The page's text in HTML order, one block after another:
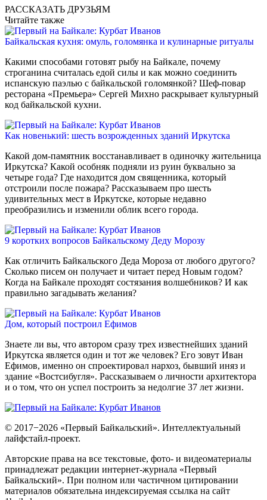
РАССКАЗАТЬ ДРУЗЬЯМ
Читайте также
Байкальская кухня: омуль, голомянка и кулинарные ритуалы
Какими способами готовят рыбу на Байкале, почему
строганина считалась едой силы и как можно соединить
испанскую паэлью с байкальской голомянкой? Шеф-повар
ресторана «Премьера» Сергей Михно раскрывает культурный
код байкальской кухни.
Как новенький: шесть возрожденных зданий Иркутска
Какой дом-памятник восстанавливает в одиночку жительница
Иркутска? Какой особняк подняли из руин буквально за
четыре года? Где находится дом священника, который
отстроили после пожара? Рассказываем про шесть
удивительных мест в Иркутске, которые недавно
преобразились и изменили облик всего города.
9 коротких вопросов Байкальскому Деду Морозу
Как отличить Байкальского Деда Мороза от любого другого?
Сколько писем он получает и читает перед Новым годом?
Когда на Байкале проходят состязания волшебников? И как
правильно загадывать желания?
Дом, который построил Ефимов
Знаете ли вы, что автором сразу трех известнейших зданий
Иркутска является один и тот же человек? Его зовут Иван
Ефимов, именно он спроектировал нархоз, бывший иняз и
здание «Востсибугля». Рассказываем о личности архитектора
и о том, что он успел построить за недолгие 37 лет жизни.
© 2017−2026 «Первый Байкальский». Интеллектуальный
лайфстайл-проект.
Авторские права на все текстовые, фото- и видеоматериалы
принадлежат редакции интернет-журнала «Первый
Байкальский». При полном или частичном цитировании
материалов обязательна индексируемая ссылка на сайт